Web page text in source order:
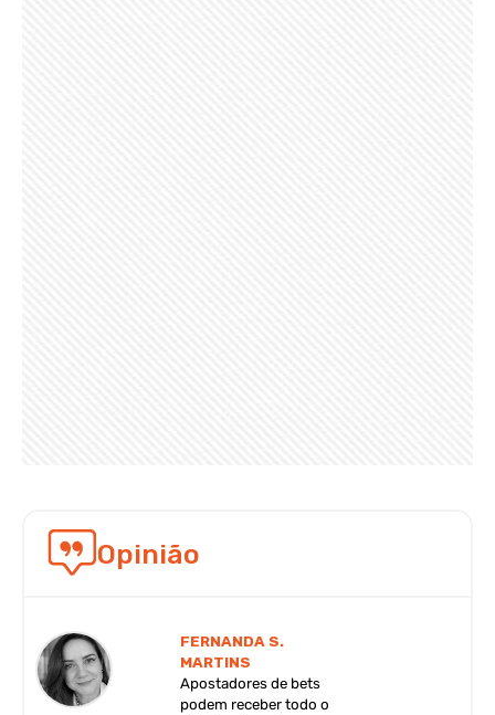
Opinião
FERNANDA S.
MARTINS
Apostadores de bets
podem receber todo o